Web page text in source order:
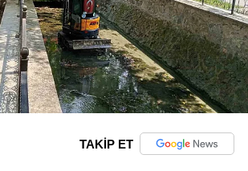
TAKİP ET